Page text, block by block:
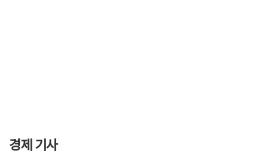
경제 기사